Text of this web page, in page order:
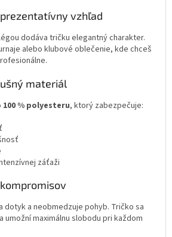
vzhľad
dodáva tričku elegantný charakter.
alebo klubové oblečenie, kde chceš
materiál
100 % polyesteru, ktorý zabezpečuje:
záťaži
dotyk a neobmedzuje pohyb. Tričko sa
maximálnu slobodu pri každom